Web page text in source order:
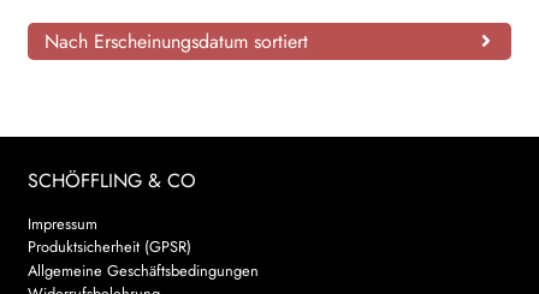
Nach Erscheinungsdatum sortiert
SCHÖFFLING & CO
Impressum
Produktsicherheit (GPSR)
Allgemeine Geschäftsbedingungen